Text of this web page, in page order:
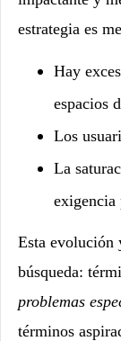
estrategia es
Hay
espacios
Los
La
Esta evolución
búsqueda:
problemas
términos